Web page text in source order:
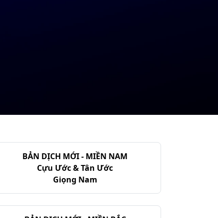
BẢN DỊCH MỚI - MIỀN NAM
Cựu Ước & Tân Ước
Giọng Nam